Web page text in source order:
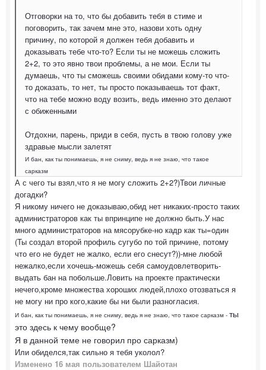
Отговорки на то, что бы добавить тебя в стиме и
поговорить, так зачем мне это, назови хоть одну
причину, по которой я должен тебя добавить и
доказывать тебе что-то? Если ты не можешь сложить
2+2, то это явно твои проблемы, а не мои. Если ты
думаешь, что ты сможешь своими обидами кому-то что-
то доказать, то нет, ты просто показываешь тот факт,
что на тебе можно воду возить, ведь именно это делают
с обиженными
Отдохни, парень, приди в себя, пусть в твою голову уже
здравые мысли залетят
И бан, как ты понимаешь, я не сниму, ведь я не знаю, что такое
сарказм
А с чего ты взял,что я не могу сложить 2+2?)Твои личные
догадки?
Я никому ничего не доказываю,обид нет никаких-просто таких
администраторов как ты впринципе не должно быть.У нас
много администраторов на мясорубке-но кадр как ты=один
(Ты создал второй профиль сугубо по той причине, потому
что его не будет не жалко, если его снесут?))-мне любой
нежалко,если хочешь-можешь себя самоудовлетворить-
выдать бан на побольше.Ловить на проекте практически
нечего,кроме множества хороших людей,плохо отозваться я
не могу ни про кого,какие бы ни были разногласия.
И бан, как ты понимаешь, я не сниму, ведь я не знаю, что такое сарказм - ты
это здесь к чему вообще?
Я в данной теме не говорил про сарказм)
Или обиделся,так сильно я тебя уколол?
Изменено 16 мая пользователем Шайотан